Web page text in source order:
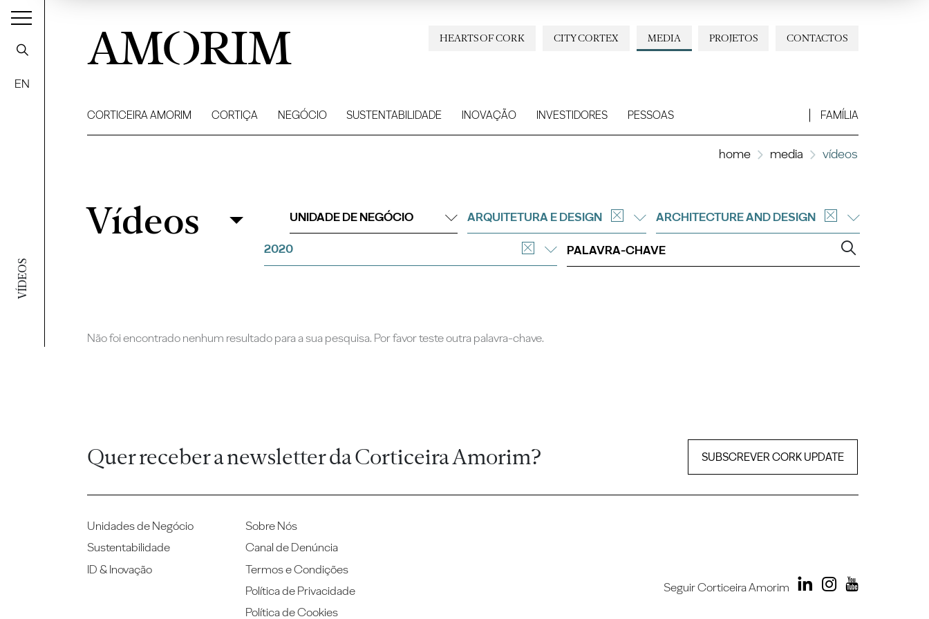
VÍDEOS
EN
AMORIM CONTACTOS
PROJETOS
MEDIA
CITY CORTEX
HEARTS OF CORK
CORTICEIRA AMORIM CORTIÇA NEGÓCIO SUSTENTABILIDADE INOVAÇÃO INVESTIDORES PESSOAS FAMÍLIA
home media vídeos
Filtrar
Vídeos UNIDADE DE NEGÓCIO ARQUITETURA E DESIGN ARCHITECTURE AND DESIGN
2020
Não foi encontrado nenhum resultado para a sua pesquisa. Por favor teste outra palavra-chave.
Quer receber a newsletter da Corticeira Amorim? SUBSCREVER CORK UPDATE
Unidades de Negócio
Sustentabilidade
ID & Inovação
Sobre Nós
Canal de Denúncia
Termos e Condições
Política de Privacidade
Política de Cookies
Seguir Corticeira Amorim